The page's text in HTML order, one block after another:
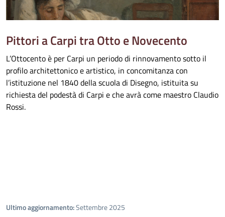
Pittori a Carpi tra Otto e Novecento
L’Ottocento è per Carpi un periodo di rinnovamento sotto il
profilo architettonico e artistico, in concomitanza con
l’istituzione nel 1840 della scuola di Disegno, istituita su
richiesta del podestà di Carpi e che avrà come maestro Claudio
Rossi.
Ultimo aggiornamento:Settembre 2025